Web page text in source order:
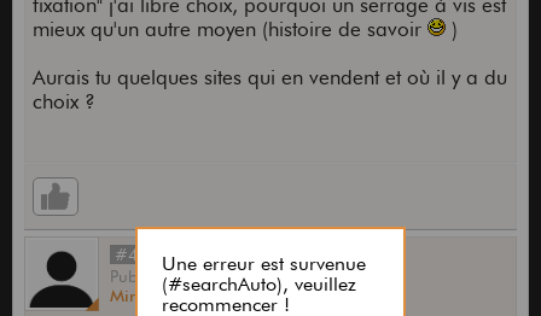
fixation" j'ai libre choix, pourquoi un serrage à vis est
mieux qu'un autre moyen (histoire de savoir
)
Aurais tu quelques sites qui en vendent et où il y a du
choix ?
#4
Publié
par
Minizza59 le22 Janv 2013,17:58